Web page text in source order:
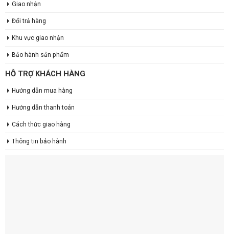
Giao nhận
Đổi trả hàng
Khu vực giao nhận
Bảo hành sản phẩm
HỖ TRỢ KHÁCH HÀNG
Hướng dẫn mua hàng
Hướng dẫn thanh toán
Cách thức giao hàng
Thông tin bảo hành